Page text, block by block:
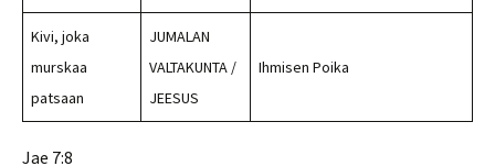
Kivi, joka
murskaa
patsaan
JUMALAN
VALTAKUNTA /
JEESUS
Ihmisen Poika
Jae 7:8